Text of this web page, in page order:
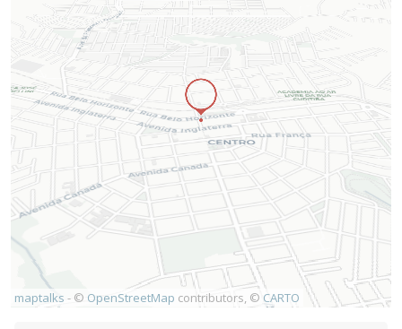
maptalks - © OpenStreetMap contributors, © CARTO